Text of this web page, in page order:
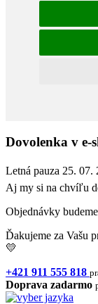
Dovolenka v e-
Letná pauza 25.
Aj my si na chvíľu
Objednávky
Ďakujeme za Vašu
💛
+421 911 555 818
Doprava zadarmo